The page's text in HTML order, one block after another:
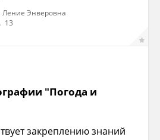
Ление Энверовна
13
"Погода и
закреплению знаний